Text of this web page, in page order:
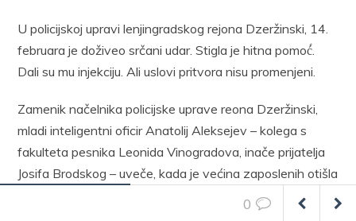
U policijskoj upravi lenjingradskog rejona Dzeržinski, 14.
februara je doživeo srčani udar. Stigla je hitna pomoć́.
Dali su mu injekciju. Ali uslovi pritvora nisu promenjeni.
Zamenik načelnika policijske uprave reona Dzeržinski,
mladi inteligentni oficir Anatolij Aleksejev – kolega s
fakulteta pesnika Leonida Vinogradova, inače prijatelja
Josifa Brodskog – uveče, kada je većina zaposlenih otišla
kući, doveo je zatvorenika u svoju kancelariju, dao mu čaj
i sendviče i rekao: “Nažalost, ovo je sve što mogu da
0